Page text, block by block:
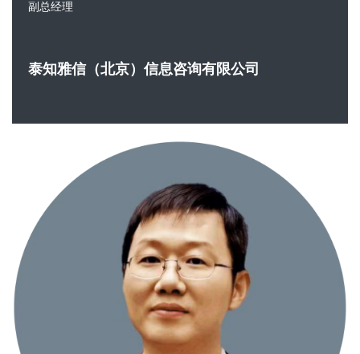
副总经理
泰知雅信（北京）信息咨询有限公司